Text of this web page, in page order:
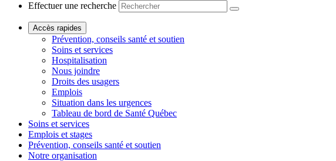
Effectuer une recherche
Accès rapides
Prévention, conseils santé et soutien
Soins et services
Hospitalisation
Nous joindre
Droits des usagers
Emplois
Situation dans les urgences
Tableau de bord de Santé Québec
Soins et services
Emplois et stages
Prévention, conseils santé et soutien
Notre organisation